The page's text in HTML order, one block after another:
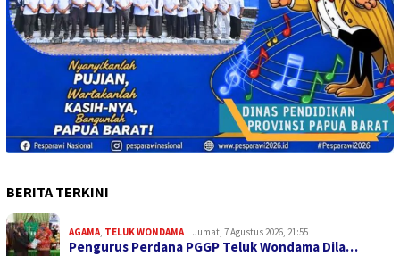
BERITA TERKINI
AGAMA, TELUK WONDAMA Jumat, 7 Agustus 2026, 21:55
Pengurus Perdana PGGP Teluk Wondama Dila…